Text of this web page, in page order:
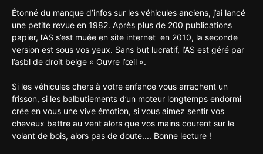
Étonné du manque d’infos sur les véhicules anciens, j’ai lancé
une petite revue en 1982. Après plus de 200 publications
papier, l’AS s’est muée en site internet en 2010, la seconde
version est sous vos yeux. Sans but lucratif, l’AS est géré par
l’asbl de droit belge « Ouvre l’œil ».
Si les véhicules chers à votre enfance vous arrachent un
frisson, si les balbutiements d’un moteur longtemps endormi
crée en vous une vive émotion, si vous aimez sentir vos
cheveux battre au vent alors que vos mains courent sur le
volant de bois, alors pas de doute.... Bonne lecture !